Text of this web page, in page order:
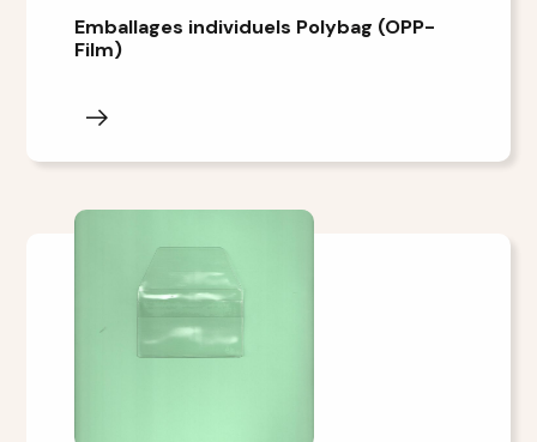
Emballages individuels Polybag (OPP-
Film)